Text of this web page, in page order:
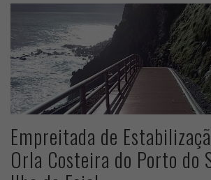
Empreitada de
Orla Costeira do Porto do